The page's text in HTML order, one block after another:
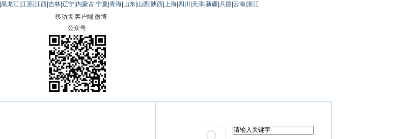
黑龙江 江苏 江西 吉林 辽宁 内蒙古 宁夏 青海 山东 山西 陕西 上海 四川 天津 新疆 兵团 云南 浙江
移动版 客户端 微博
公众号